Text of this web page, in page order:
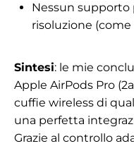
Nessun supporto
risoluzione (come
Sintesi: le mie
Apple AirPods Pro
cuffie wireless di
una perfetta
Grazie al controllo